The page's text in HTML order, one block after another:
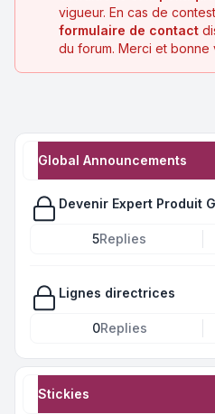
vigueur. En cas de
formulaire de contact
du forum. Merci et bonne
Global Announcements
Devenir Expert Produit
5Replies
Lignes directrices
0Replies
Stickies